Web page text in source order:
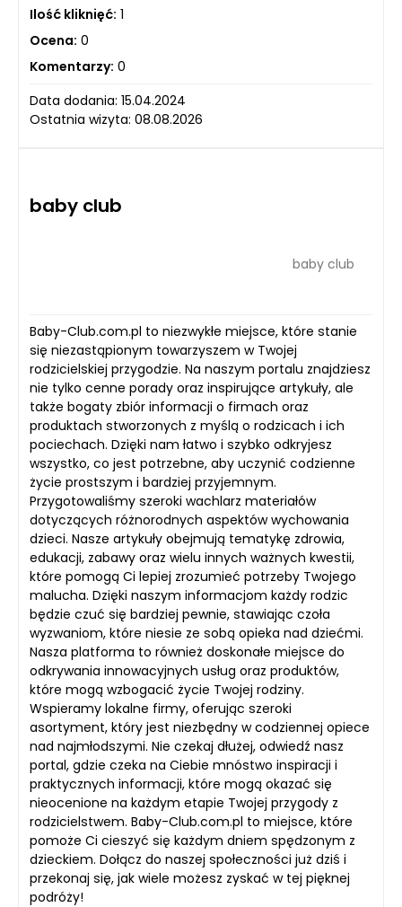
Ilość kliknięć: 1
Ocena: 0
Komentarzy: 0
Data dodania: 15.04.2024
Ostatnia wizyta: 08.08.2026
baby club
baby club
Baby-Club.com.pl to niezwykłe miejsce, które stanie
się niezastąpionym towarzyszem w Twojej
rodzicielskiej przygodzie. Na naszym portalu znajdziesz
nie tylko cenne porady oraz inspirujące artykuły, ale
także bogaty zbiór informacji o firmach oraz
produktach stworzonych z myślą o rodzicach i ich
pociechach. Dzięki nam łatwo i szybko odkryjesz
wszystko, co jest potrzebne, aby uczynić codzienne
życie prostszym i bardziej przyjemnym.
Przygotowaliśmy szeroki wachlarz materiałów
dotyczących różnorodnych aspektów wychowania
dzieci. Nasze artykuły obejmują tematykę zdrowia,
edukacji, zabawy oraz wielu innych ważnych kwestii,
które pomogą Ci lepiej zrozumieć potrzeby Twojego
malucha. Dzięki naszym informacjom każdy rodzic
będzie czuć się bardziej pewnie, stawiając czoła
wyzwaniom, które niesie ze sobą opieka nad dziećmi.
Nasza platforma to również doskonałe miejsce do
odkrywania innowacyjnych usług oraz produktów,
które mogą wzbogacić życie Twojej rodziny.
Wspieramy lokalne firmy, oferując szeroki
asortyment, który jest niezbędny w codziennej opiece
nad najmłodszymi. Nie czekaj dłużej, odwiedź nasz
portal, gdzie czeka na Ciebie mnóstwo inspiracji i
praktycznych informacji, które mogą okazać się
nieocenione na każdym etapie Twojej przygody z
rodzicielstwem. Baby-Club.com.pl to miejsce, które
pomoże Ci cieszyć się każdym dniem spędzonym z
dzieckiem. Dołącz do naszej społeczności już dziś i
przekonaj się, jak wiele możesz zyskać w tej pięknej
podróży!